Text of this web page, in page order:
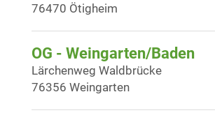
76470 Ötigheim
OG - Weingarten/Baden
Lärchenweg Waldbrücke
76356 Weingarten